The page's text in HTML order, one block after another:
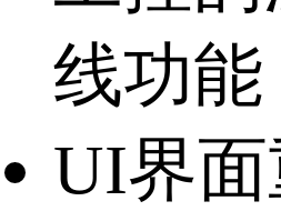
线功能
UI界面